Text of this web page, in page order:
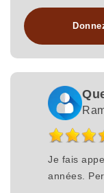
Je fais
années.